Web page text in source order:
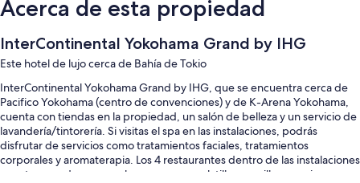
Acerca de esta propiedad
InterContinental Yokohama Grand by IHG
Este hotel de lujo cerca de Bahía de Tokio
InterContinental Yokohama Grand by IHG, que se encuentra cerca de
Pacifico Yokohama (centro de convenciones) y de K-Arena Yokohama,
cuenta con tiendas en la propiedad, un salón de belleza y un servicio de
lavandería/tintorería. Si visitas el spa en las instalaciones, podrás
disfrutar de servicios como tratamientos faciales, tratamientos
corporales y aromaterapia. Los 4 restaurantes dentro de las instalaciones
cuentan con desayuno, almuerzo, cena, platillos sencillos y cocina